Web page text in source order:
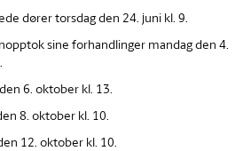
dører torsdag den 24. juni kl. 9.
sine forhandlinger mandag den 4.
6. oktober kl. 13.
8. oktober kl. 10.
12. oktober kl. 10.